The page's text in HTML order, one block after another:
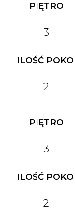
PIĘTRO
3
ILOŚĆ
2
PIĘTRO
3
ILOŚĆ
2